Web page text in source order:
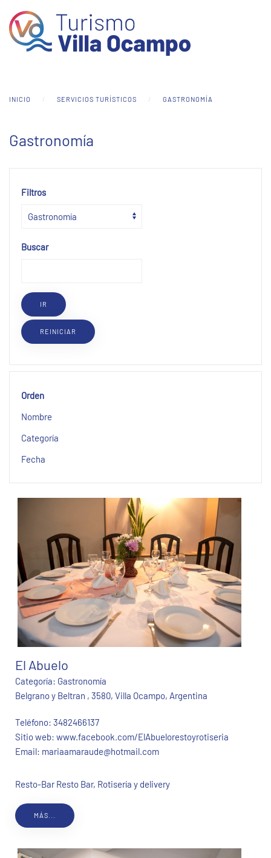
Skip to main content
INICIO SERVICIOS TURÍSTICOS GASTRONOMÍA
Gastronomía
Filtros
Buscar
Orden
Nombre
Categoría
Fecha
El Abuelo
Categoría: Gastronomía
Belgrano y Beltran , 3580, Villa Ocampo, Argentina
Teléfono: 3482466137
Sitio web: www.facebook.com/ElAbuelorestoyrotiseria
Email: mariaamaraude@hotmail.com
Resto-Bar Resto Bar, Rotisería y delivery
MÁS...